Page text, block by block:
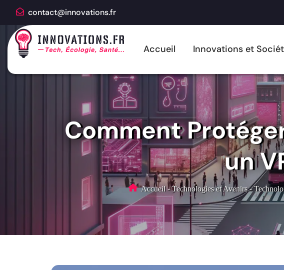
contact@innovations.fr
Accueil Innovations et
Comment
un
Accueil - Technologies et Avenirs -